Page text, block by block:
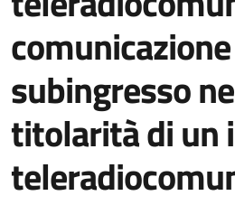
subingresso
titolarità di un